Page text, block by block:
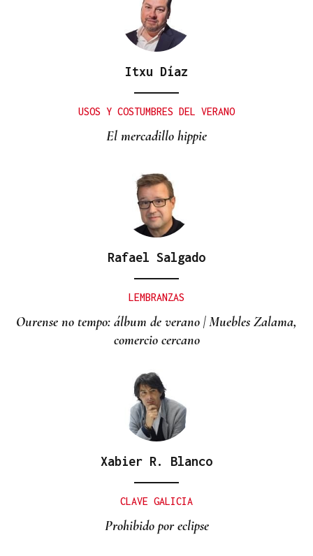
Itxu Díaz
USOS Y COSTUMBRES DEL VERANO
El mercadillo hippie
Rafael Salgado
LEMBRANZAS
Ourense no tempo: álbum de verano | Muebles Zalama,
comercio cercano
Xabier R. Blanco
CLAVE GALICIA
Prohibido por eclipse